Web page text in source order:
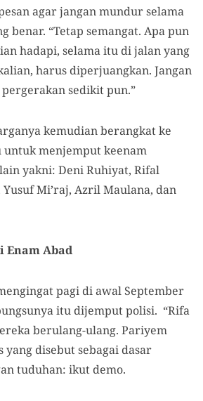
agar jangan mundur selama
benar. “Tetap semangat. Apa pun
hadapi, selama itu di jalan yang
harus diperjuangkan. Jangan
sedikit pun.”
kemudian berangkat ke
untuk menjemput keenam
yakni: Deni Ruhiyat, Rifal
Mi’raj, Azril Maulana, dan
Enam Abad
pagi di awal September
itu dijemput polisi. “Rifa
berulang-ulang. Pariyem
disebut sebagai dasar
tuduhan: ikut demo.